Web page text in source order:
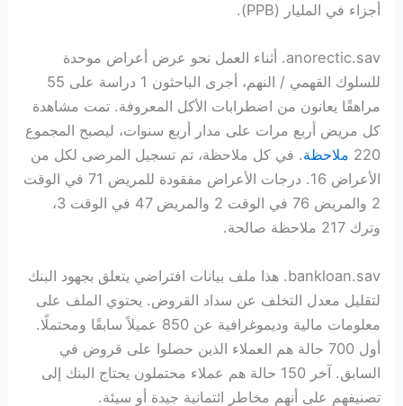
أجزاء في المليار (PPB).
anorectic.sav. أثناء العمل نحو عرض أعراض موحدة
للسلوك القهمي / النهم، أجرى الباحثون 1 دراسة على 55
مراهقًا يعانون من اضطرابات الأكل المعروفة. تمت مشاهدة
كل مريض أربع مرات على مدار أربع سنوات، ليصبح المجموع
220 ملاحظة. في كل ملاحظة، تم تسجيل المرضى لكل من
الأعراض 16. درجات الأعراض مفقودة للمريض 71 في الوقت
2 والمريض 76 في الوقت 2 والمريض 47 في الوقت 3،
وترك 217 ملاحظة صالحة.
bankloan.sav. هذا ملف بيانات افتراضي يتعلق بجهود البنك
لتقليل معدل التخلف عن سداد القروض. يحتوي الملف على
معلومات مالية وديموغرافية عن 850 عميلاً سابقًا ومحتملًا.
أول 700 حالة هم العملاء الذين حصلوا على قروض في
السابق. آخر 150 حالة هم عملاء محتملون يحتاج البنك إلى
تصنيفهم على أنهم مخاطر ائتمانية جيدة أو سيئة.